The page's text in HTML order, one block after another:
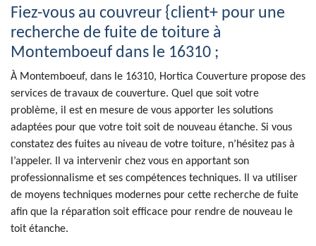
Fiez-vous au couvreur {client+ pour une
recherche de fuite de toiture à
Montemboeuf dans le 16310 ;
À Montemboeuf, dans le 16310, Hortica Couverture propose des
services de travaux de couverture. Quel que soit votre
problème, il est en mesure de vous apporter les solutions
adaptées pour que votre toit soit de nouveau étanche. Si vous
constatez des fuites au niveau de votre toiture, n’hésitez pas à
l’appeler. Il va intervenir chez vous en apportant son
professionnalisme et ses compétences techniques. Il va utiliser
de moyens techniques modernes pour cette recherche de fuite
afin que la réparation soit efficace pour rendre de nouveau le
toit étanche.